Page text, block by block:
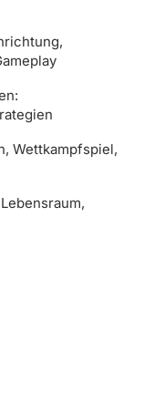
Wettkampfspiel,